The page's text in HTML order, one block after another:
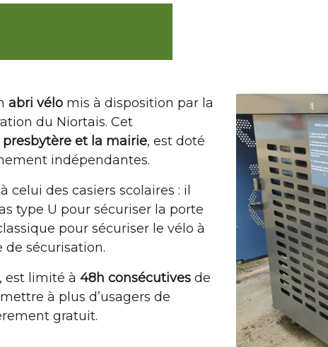
abri vélo mis à disposition par la
du Niortais. Cet
et la mairie, est doté
indépendantes.
celui des casiers scolaires : il
type U pour sécuriser la porte
pour sécuriser le vélo à
de sécurisation.
, est limité à 48h consécutives de
à plus d’usagers de
gratuit.